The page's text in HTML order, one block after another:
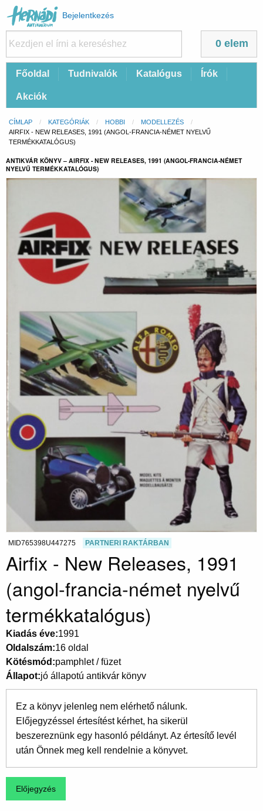
Felhasználói
fiók
menüje
Bejelentkezés
0 elem
FőFőoldal Tudnivalók Katalógus Írók
Akciók
Morzsa
CÍMLAP KATEGÓRIÁK HOBBI
MODELLEZÉS
CURRENT:
AIRFIX - NEW RELEASES, 1991 (ANGOL-FRANCIA-NÉMET NYELVŰ
TERMÉKKATALÓGUS)
ANTIKVÁR KÖNYV – AIRFIX - NEW RELEASES, 1991 (ANGOL-FRANCIA-NÉMET
NYELVŰ TERMÉKKATALÓGUS)
MID765398U447275 PARTNERI RAKTÁRBAN
Airfix - New Releases, 1991
(angol-francia-német nyelvű
termékkatalógus)
Kiadás éve 1991
Oldalszám 16 oldal
Kötésmód pamphlet / füzet
Állapot jó állapotú antikvár könyv
Ez a könyv jelenleg nem elérhető nálunk.
Előjegyzéssel értesítést kérhet, ha sikerül
beszereznünk egy hasonló példányt. Az értesítő levél
után Önnek meg kell rendelnie a könyvet.